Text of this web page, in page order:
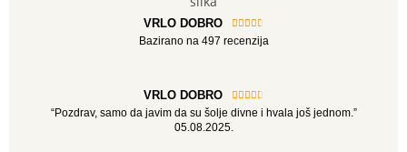
VRLO DOBRO 
Bazirano na 497 recenzija
VRLO DOBRO 
“Pozdrav, samo da javim da su šolje divne i hvala još jednom.”
05.08.2025.